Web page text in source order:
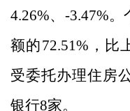
4.26%、 -3.47%。
额的72.51% ，比
受委托办理住房
银行8家。